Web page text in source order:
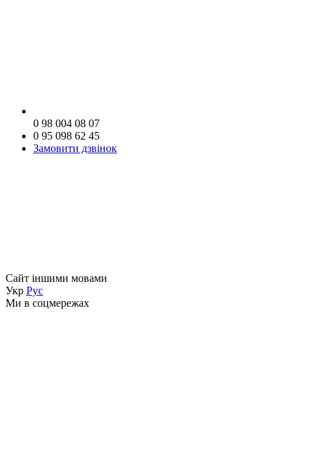
0 98 004 08 07
0 95 098 62 45
Замовити дзвінок
Сайт іншими мовами
Укр Рус
Ми в соцмережах